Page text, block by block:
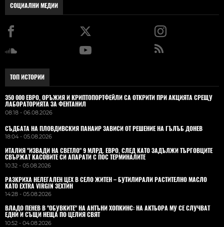
СОЦИАЛНИ МЕДИИ
ТОП ИСТОРИИ
350 000 ЕВРО, ОРЪЖИЯ И КРИПТОПОРТФЕЙЛИ СА ОТКРИТИ ПРИ АКЦИЯТА СРЕЩУ
ЛАБОРАТОРИЯТА ЗА ФЕНТАНИЛ
08:18 - 06.08.2026
СЪДБАТА НА ПЛОВДИВСКИЯ ПАНАИР ЗАВИСИ ОТ РЕШЕНИЕ НА ГЪЛЪБ ДОНЕВ
18:04 - 05.08.2026
ИТАЛИЯ "ИЗВАДИ НА СВЕТЛО" 9 МЛРД. ЕВРО, СЛЕД КАТО ЗАДЪЛЖИ ТЪРГОВЦИТЕ
СВЪРЖАТ КАСОВИТЕ СИ АПАРАТИ С ПОС ТЕРМИНАЛИТЕ
10:32 - 05.08.2026
РАЗКРИХА НЕЛЕГАЛЕН ЦЕХ В СЕЛО ЖИТЕН – БУТИЛИРАЛИ РАСТИТЕЛНО МАСЛО
КАТО EXTRA VIRGIN ЗЕХТИН
14:28 - 05.08.2026
ВЛАДO ПЕНЕВ В "ОБУВКИТЕ" НА АНТЪНИ ХОПКИНС: НА АКТЬОРА МУ СЕ СЛУЧВАТ
ЕДНИ И СЪЩИ НЕЩА ПО ЦЕЛИЯ СВЯТ
10:52 - 04.08.2026